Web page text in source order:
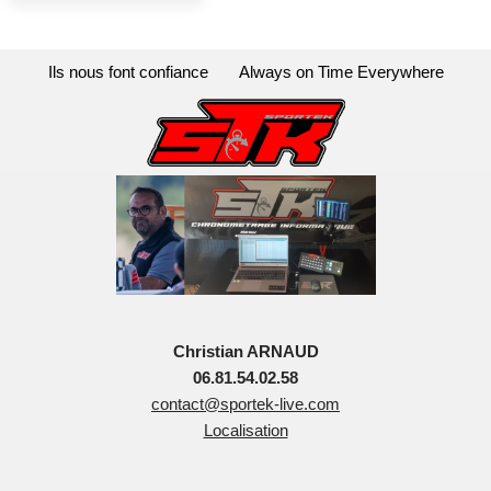
Ils nous font confiance Always on Time Everywhere
Christian ARNAUD
06.81.54.02.58
contact@sportek-live.com
Localisation